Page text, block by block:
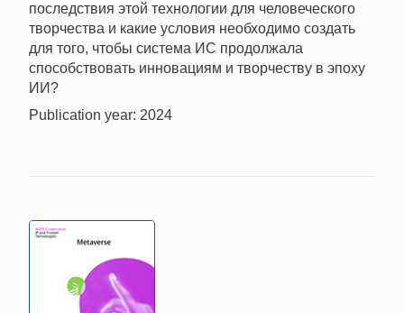
последствия этой технологии для человеческого
творчества и какие условия необходимо создать
для того, чтобы система ИС продолжала
способствовать инновациям и творчеству в эпоху
ИИ?
Publication year: 2024